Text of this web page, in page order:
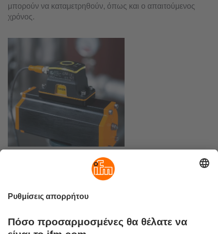
μπορούν να καταμετρηθούν, όπως και ο απαιτούμενος
χρόνος.
Λήψη PDF (0,41 MB)